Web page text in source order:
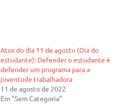
Atos do dia 11 de agosto (Dia do
estudante): Defender o estudante é
defender um programa para a
juventude trabalhadora
11 de agosto de 2022
Em "Sem Categoria"